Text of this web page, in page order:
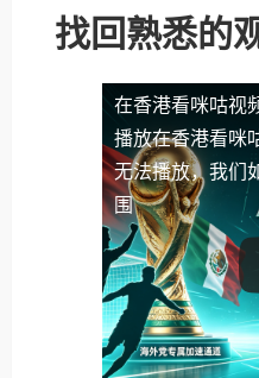
找回熟悉的
在香港看咪咕视
播放在香港看咪
无法播放，我们
围